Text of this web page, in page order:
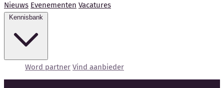
Nieuws Evenementen Vacatures
Word partner Vind aanbieder